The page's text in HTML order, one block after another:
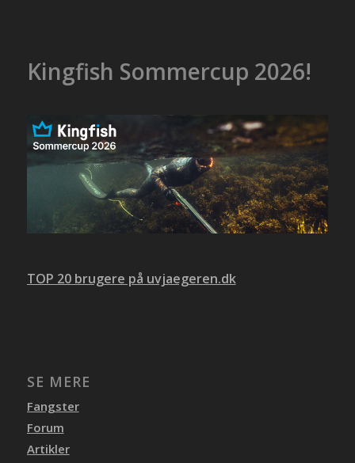
Kingfish Sommercup 2026!
TOP 20 brugere på uvjaegeren.dk
SE MERE
Fangster
Forum
Artikler